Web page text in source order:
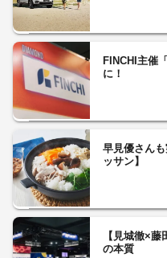
FINCHI主催
に！
早見優さん
ッサン】
【見城徹×
の本質